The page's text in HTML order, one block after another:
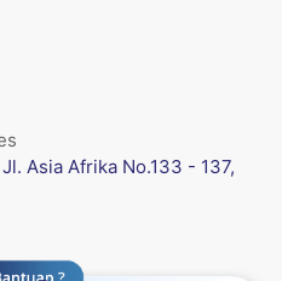
Asia Afrika No.133 - 137,